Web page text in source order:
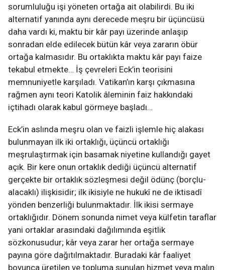
sorumluluğu işi yöneten ortağa ait olabilirdi. Bu iki
alternatif yanında aynı derecede meşru bir üçüncüsü
daha vardı ki, maktu bir kâr payı üzerinde anlaşıp
sonradan elde edilecek bütün kâr veya zararın öbür
ortağa kalmasıdır. Bu ortaklıkta maktu kâr payı faize
tekabul etmekte… İş çevreleri Eck’in teorisini
memnuniyetle karşıladı. Vatikan’ın karşı çıkmasına
rağmen aynı teori Katolik âleminin faiz hakkındaki
içtihadı olarak kabul görmeye başladı…
Eck’in aslında meşru olan ve faizli işlemle hiç alakası
bulunmayan ilk iki ortaklığı, üçüncü ortaklığı
meşrulaştırmak için basamak niyetine kullandığı gayet
açık. Bir kere onun ortaklık dediği üçüncü alternatif
gerçekte bir ortaklık sözleşmesi değil ödünç (borçlu-
alacaklı) ilişkisidir; ilk ikisiyle ne hukukî ne de iktisadî
yönden benzerliği bulunmaktadır. İlk ikisi sermaye
ortaklığıdır. Dönem sonunda nimet veya külfetin taraflar
yani ortaklar arasındaki dağılımında eşitlik
sözkonusudur; kâr veya zarar her ortağa sermaye
payına göre dağıtılmaktadır. Buradaki kâr faaliyet
boyunca üretilen ve topluma sunulan hizmet veya malın